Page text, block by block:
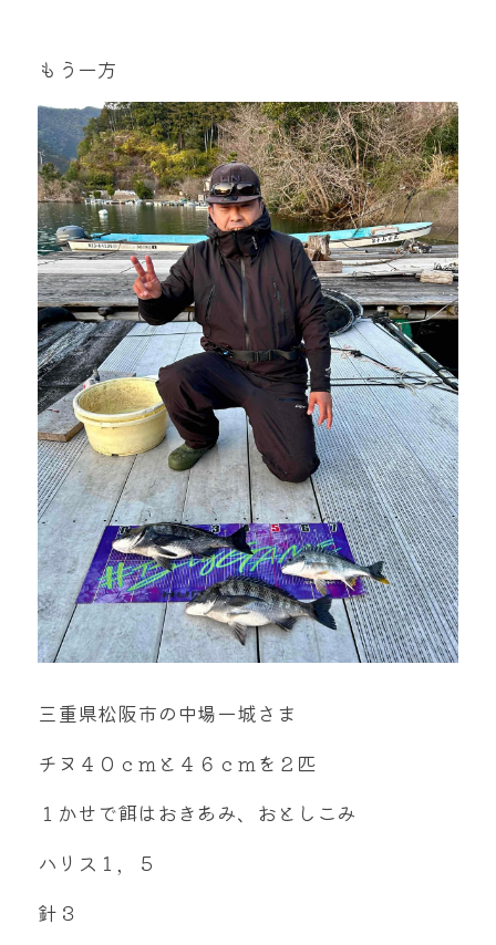
もう一方
三重県松阪市の中場一城さま
チヌ４０ｃｍと４６ｃｍを２匹
１かせで餌はおきあみ、おとしこみ
ハリス１，５
針３